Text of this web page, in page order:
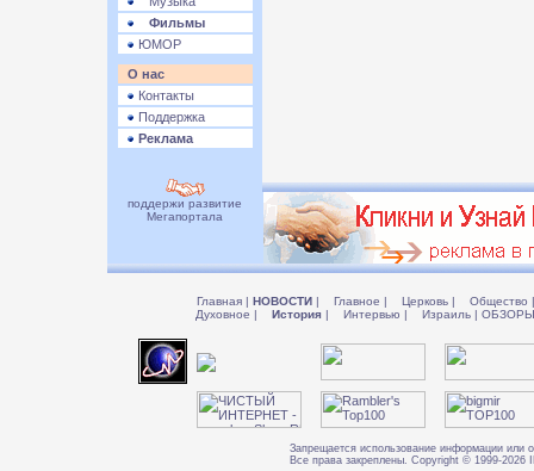
Фильмы
ЮМОР
О нас
Контакты
Поддержка
Реклама
поддержи развитие
Мегапортала
Главная | НОВОСТИ | Главное | Церковь | Общество |
Духовное | История | Интервью | Израиль |
Запрещается использование информации или
Все права закреплены. Copyright © 1999-